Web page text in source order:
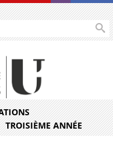
TROISIÈME ANNÉE